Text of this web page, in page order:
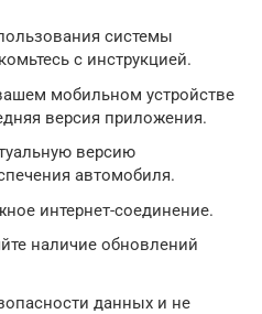
системы
с инструкцией.
мобильном устройстве
версия приложения.
версию
автомобиля.
интернет-соединение.
наличие обновлений
данных и не